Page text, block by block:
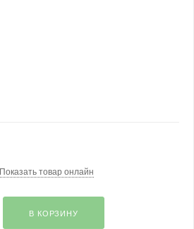
Показать товар онлайн
В КОРЗИНУ